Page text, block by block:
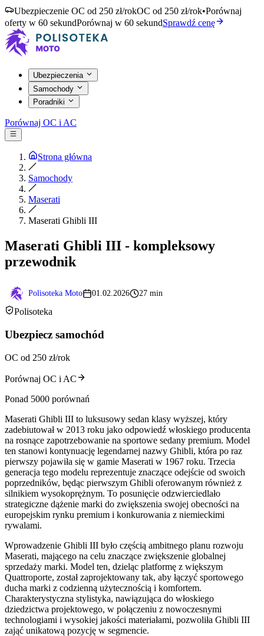
Ubezpieczenie OC od 250 zł/rokOC od 250 zł/rok•Porównaj
oferty w 60 sekundPorównaj w 60 sekundSprawdź cenę
Ubezpieczenia
Samochody
Poradniki
Porównaj OC i AC
Strona główna
Samochody
Maserati
Maserati Ghibli III
Maserati Ghibli III - kompleksowy
przewodnik
Polisoteka Moto 01.02.2026 27 min
Polisoteka
Ubezpiecz samochód
OC od 250 zł/rok
Porównaj OC i AC
Ponad 5000 porównań
Maserati Ghibli III to luksusowy sedan klasy wyższej, który
zadebiutował w 2013 roku jako odpowiedź włoskiego producenta
na rosnące zapotrzebowanie na sportowe sedany premium. Model
ten stanowi kontynuację legendarnej nazwy Ghibli, która po raz
pierwszy pojawiła się w gamie Maserati w 1967 roku. Trzecia
generacja tego modelu reprezentuje znaczące odejście od swoich
poprzedników, będąc pierwszym Ghibli oferowanym również z
silnikiem wysokoprężnym. To posunięcie odzwierciedlało
strategiczne dążenie marki do zwiększenia swojej obecności na
europejskim rynku premium i konkurowania z niemieckimi
rywalami.
Wprowadzenie Ghibli III było częścią ambitnego planu rozwoju
Maserati, mającego na celu znaczące zwiększenie globalnej
sprzedaży marki. Model ten, dzieląc platformę z większym
Quattroporte, został zaprojektowany tak, aby łączyć sportowego
ducha marki z codzienną użytecznością i komfortem.
Charakterystyczna stylistyka, nawiązująca do włoskiego
dziedzictwa projektowego, w połączeniu z nowoczesnymi
technologiami i wysokiej jakości materiałami, pozwoliła Ghibli III
zająć unikatową pozycję w segmencie.